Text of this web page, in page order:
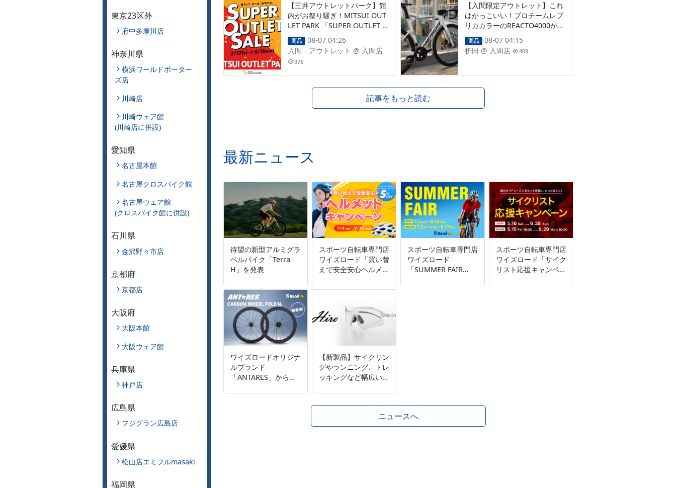
【三井アウトレットパーク】館
内がお祭り騒ぎ！MITSUI OUT
LET PARK 「SUPER OUTLET S
ALE」～8/16（日）まで開催！
商品
08-07 04:26
入間 アウトレット @ 入間店
976
【入間限定アウトレット】これ
はかっこいい！プロチームレプ
リカカラーのREACTO4000が店
頭限定特価！
商品
08-07 04:15
折田 @ 入間店 409
記事をもっと読む
最新ニュース
待望の新型アルミグラ
ベルバイク「Terra
H」を発表
スポーツ自転車専門店
ワイズロード「買い替
えで安全安心ヘルメッ
～ヘルメットの使用期
い替えで安全な自転車
利用を推進～店舗：7
月4日（土）～9月30
（金）19:00～10月1
日（木）10:00
スポーツ自転車専門店
ワイズロード
「SUMMER FAIR
スポーツ自転車専門店
ワイズロード「サイク
リスト応援キャンペー
ワイズロードオリジナ
ルブランド
「ANTARES」から新
【新製品】サイクリン
グやランニング、トレ
ッキングなど幅広いシ
「Hiro」を新発売。
ニュースへ
東京23区外
府中多摩川店
神奈川県
横浜ワールドポーター
ズ店
川崎店
川崎ウェア館
(川崎店に併設)
愛知県
名古屋本館
名古屋クロスバイク館
名古屋ウェア館
(クロスバイク館に併設)
石川県
金沢野々市店
京都府
京都店
大阪府
大阪本館
大阪ウェア館
兵庫県
神戸店
広島県
フジグラン広島店
愛媛県
松山店エミフルmasaki
福岡県